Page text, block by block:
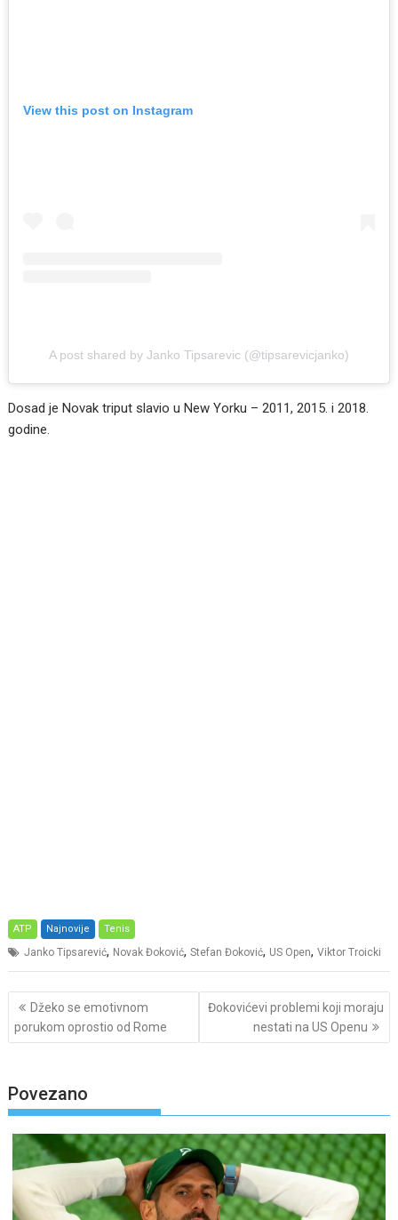
View this post on Instagram
A post shared by Janko Tipsarevic (@tipsarevicjanko)
Dosad je Novak triput slavio u New Yorku – 2011, 2015. i 2018.
godine.
ATP Najnovije Tenis
Janko Tipsarević, Novak Đoković,Stefan Đoković, US Open,Viktor Troicki
Post
navigation
Džeko se emotivnom
porukom oprostio od Rome
Đokovićevi problemi koji moraju
nestati na US Openu
Povezano